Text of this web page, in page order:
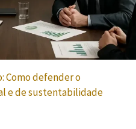
Como defender o
e de sustentabilidade